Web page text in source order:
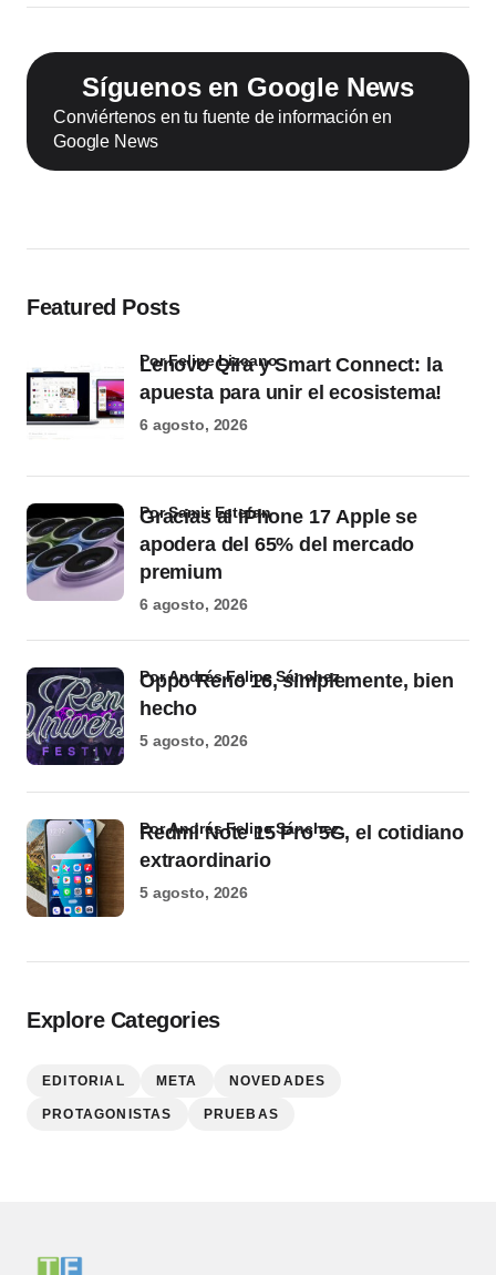
Síguenos en Google News
Conviértenos en tu fuente de información en
Google News
Featured Posts
Lenovo Qira y Smart Connect: la
apuesta para unir el ecosistema!
por Felipe Lizcano
6 agosto, 2026
Gracias al iPhone 17 Apple se
apodera del 65% del mercado
premium
por Samir Estefan
6 agosto, 2026
Oppo Reno 16, simplemente, bien
hecho
por Andrés Felipe Sánchez
5 agosto, 2026
Redmi Note 15 Pro 5G, el cotidiano
extraordinario
por Andrés Felipe Sánchez
5 agosto, 2026
Explore Categories
EDITORIAL META NOVEDADES
PROTAGONISTAS PRUEBAS